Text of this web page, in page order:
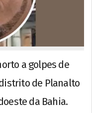
a golpes de
de Planalto
da Bahia.